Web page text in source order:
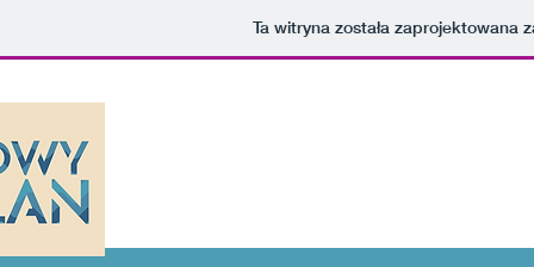
Ta witryna została zaprojektowana